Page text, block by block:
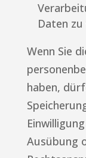
Daten zu
Wenn Sie
haben,
Ausübung